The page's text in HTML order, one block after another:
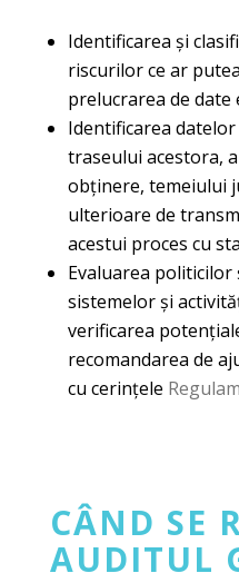
Identificarea și
riscurilor ce ar
prelucrarea de date
Identificarea
traseului acestora,
obținere, temeiului
ulterioare de
acestui proces cu
Evaluarea
sistemelor și
verificarea
recomandarea de
cu cerințele
CÂND SE
AUDITUL